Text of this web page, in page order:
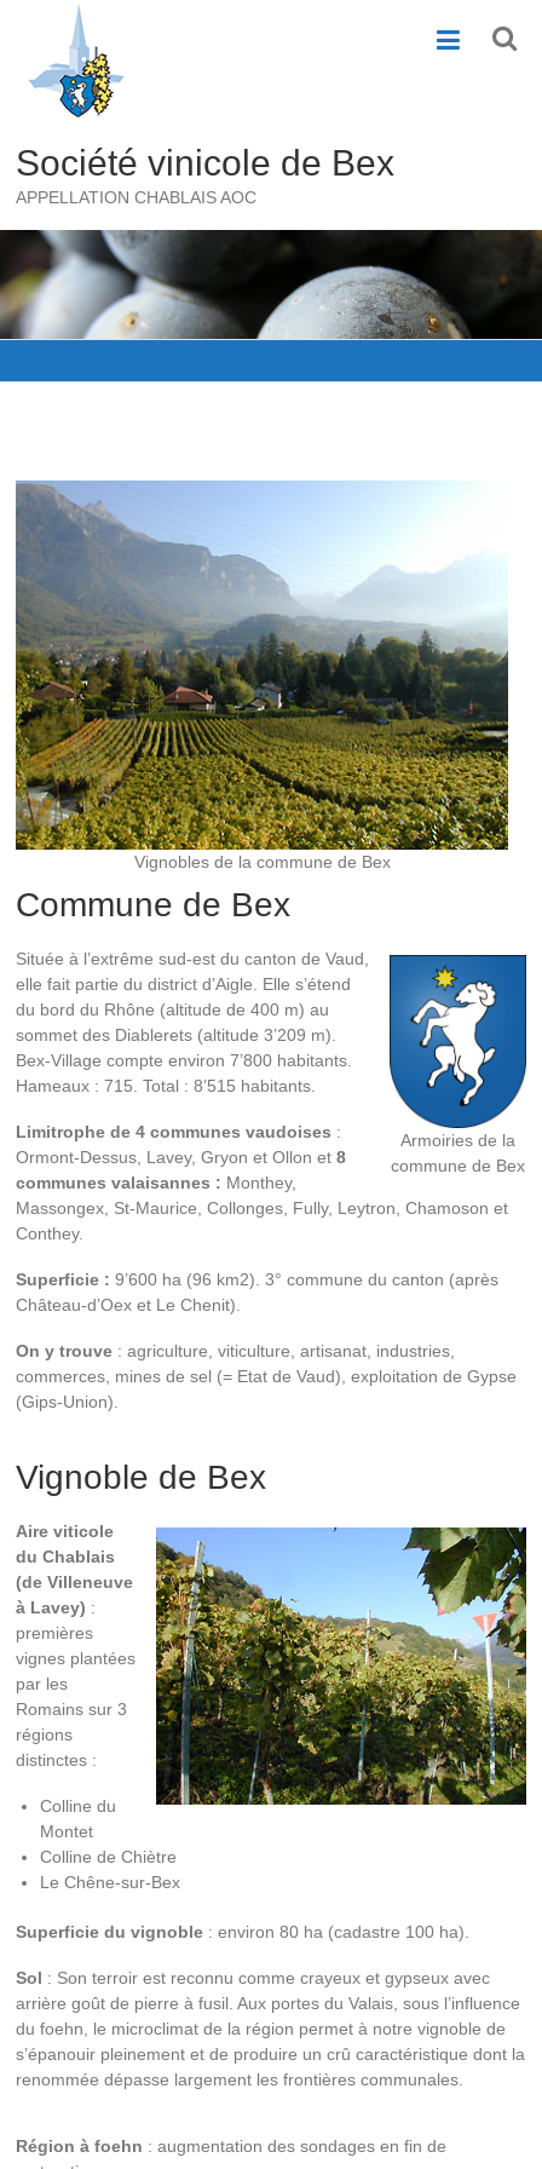
content
Société vinicole de Bex
APPELLATION CHABLAIS AOC
Vignobles de la commune de Bex
Commune de Bex
Armoiries de la
commune de Bex
Située à l’extrême sud-est du canton de Vaud,
elle fait partie du district d’Aigle. Elle s’étend
du bord du Rhône (altitude de 400 m) au
sommet des Diablerets (altitude 3’209 m).
Bex-Village compte environ 7’800 habitants.
Hameaux : 715. Total : 8’515 habitants.
Limitrophe de 4 communes vaudoises :
Ormont-Dessus, Lavey, Gryon et Ollon et 8
communes valaisannes : Monthey,
Massongex, St-Maurice, Collonges, Fully, Leytron, Chamoson et
Conthey.
Superficie : 9’600 ha (96 km2). 3° commune du canton (après
Château-d’Oex et Le Chenit).
On y trouve : agriculture, viticulture, artisanat, industries,
commerces, mines de sel (= Etat de Vaud), exploitation de Gypse
(Gips-Union).
Vignoble de Bex
Aire viticole
du Chablais
(de Villeneuve
à Lavey) :
premières
vignes plantées
par les
Romains sur 3
régions
distinctes :
Colline du
Montet
Colline de Chiètre
Le Chêne-sur-Bex
Superficie du vignoble : environ 80 ha (cadastre 100 ha).
Sol : Son terroir est reconnu comme crayeux et gypseux avec
arrière goût de pierre à fusil. Aux portes du Valais, sous l’influence
du foehn, le microclimat de la région permet à notre vignoble de
s’épanouir pleinement et de produire un crû caractéristique dont la
renommée dépasse largement les frontières communales.
Région à foehn : augmentation des sondages en fin de